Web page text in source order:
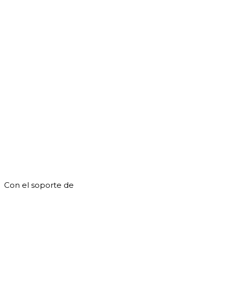
Con el soporte de